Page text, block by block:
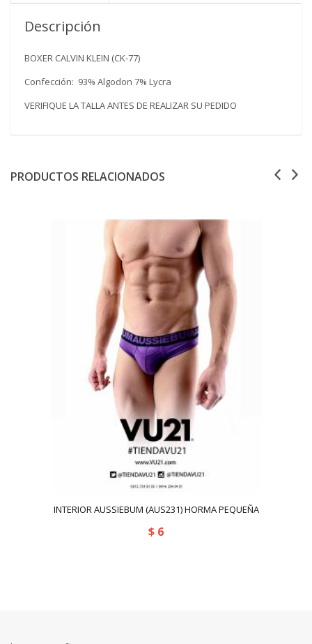
Descripción
BOXER CALVIN KLEIN (CK-77)
Confección: 93% Algodon 7% Lycra
VERIFIQUE LA TALLA ANTES DE REALIZAR SU PEDIDO
PRODUCTOS RELACIONADOS
INTERIOR AUSSIEBUM (AUS231) HORMA PEQUEÑA
$ 6